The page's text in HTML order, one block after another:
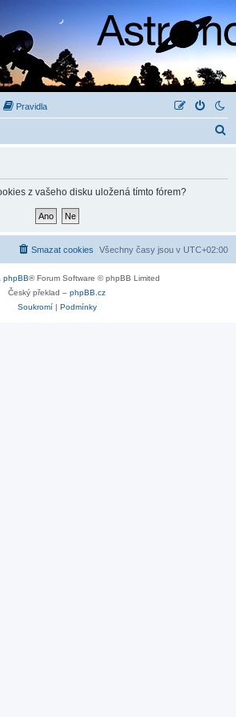
Pravidla
z vašeho disku uložená tímto fórem?
Všechny časy jsou v UTC+02:00
Smazat cookies
phpBB® Forum Software © phpBB Limited
Český překlad – phpBB.cz
Soukromí| Podmínky